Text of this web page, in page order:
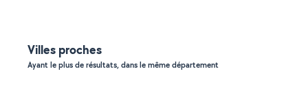
Villes proches
Ayant le plus de résultats, dans le même département